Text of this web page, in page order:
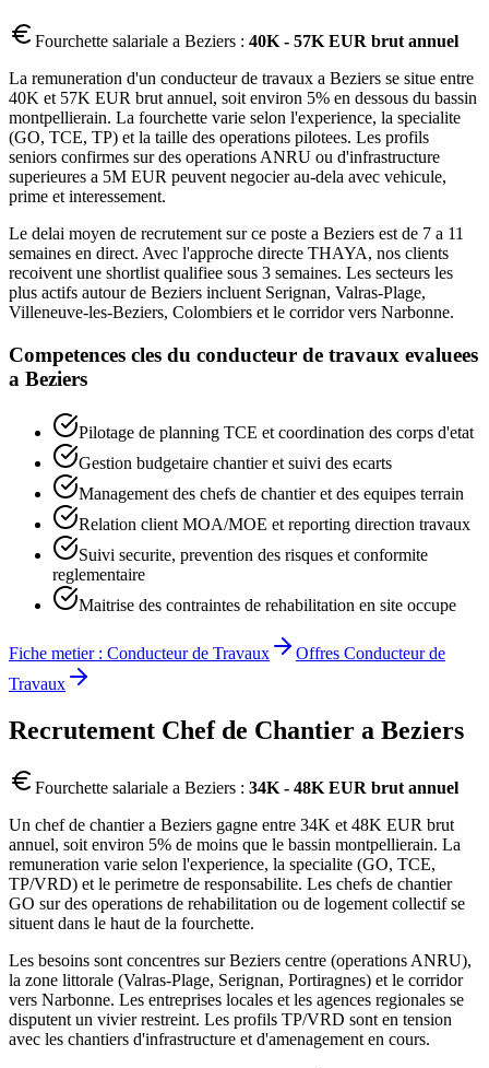
Fourchette salariale a Beziers : 40K - 57K EUR brut annuel
La remuneration d'un conducteur de travaux a Beziers se situe entre
40K et 57K EUR brut annuel, soit environ 5% en dessous du bassin
montpellierain. La fourchette varie selon l'experience, la specialite
(GO, TCE, TP) et la taille des operations pilotees. Les profils
seniors confirmes sur des operations ANRU ou d'infrastructure
superieures a 5M EUR peuvent negocier au-dela avec vehicule,
prime et interessement.
Le delai moyen de recrutement sur ce poste a Beziers est de 7 a 11
semaines en direct. Avec l'approche directe THAYA, nos clients
recoivent une shortlist qualifiee sous 3 semaines. Les secteurs les
plus actifs autour de Beziers incluent Serignan, Valras-Plage,
Villeneuve-les-Beziers, Colombiers et le corridor vers Narbonne.
Competences cles du conducteur de travaux evaluees
a Beziers
Pilotage de planning TCE et coordination des corps d'etat
Gestion budgetaire chantier et suivi des ecarts
Management des chefs de chantier et des equipes terrain
Relation client MOA/MOE et reporting direction travaux
Suivi securite, prevention des risques et conformite
reglementaire
Maitrise des contraintes de rehabilitation en site occupe
Fiche metier : Conducteur de Travaux Offres Conducteur de
Travaux
Recrutement Chef de Chantier a Beziers
Fourchette salariale a Beziers : 34K - 48K EUR brut annuel
Un chef de chantier a Beziers gagne entre 34K et 48K EUR brut
annuel, soit environ 5% de moins que le bassin montpellierain. La
remuneration varie selon l'experience, la specialite (GO, TCE,
TP/VRD) et le perimetre de responsabilite. Les chefs de chantier
GO sur des operations de rehabilitation ou de logement collectif se
situent dans le haut de la fourchette.
Les besoins sont concentres sur Beziers centre (operations ANRU),
la zone littorale (Valras-Plage, Serignan, Portiragnes) et le corridor
vers Narbonne. Les entreprises locales et les agences regionales se
disputent un vivier restreint. Les profils TP/VRD sont en tension
avec les chantiers d'infrastructure et d'amenagement en cours.